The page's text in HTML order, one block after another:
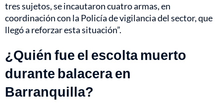
tres sujetos, se incautaron cuatro armas, en
coordinación con la Policía de vigilancia del sector, que
llegó a reforzar esta situación”.
¿Quién fue el escolta muerto
durante balacera en
Barranquilla?